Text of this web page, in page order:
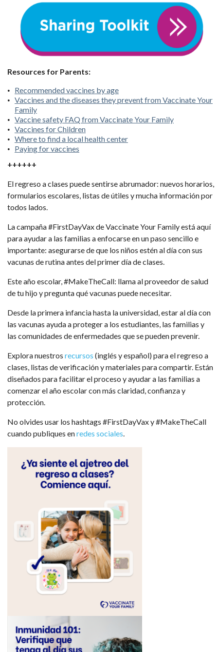
Resources for Parents:
Recommended vaccines by age
Vaccines and the diseases they prevent from Vaccinate Your
Family
Vaccine safety FAQ from Vaccinate Your Family
Vaccines for Children
Where to find a local health center
Paying for vaccines
++++++
El regreso a clases puede sentirse abrumador: nuevos horarios,
formularios escolares, listas de útiles y mucha información por
todos lados.
La campaña #FirstDayVax de Vaccinate Your Family está aquí
para ayudar a las familias a enfocarse en un paso sencillo e
importante: asegurarse de que los niños estén al día con sus
vacunas de rutina antes del primer día de clases.
Este año escolar, #MakeTheCall: llama al proveedor de salud
de tu hijo y pregunta qué vacunas puede necesitar.
Desde la primera infancia hasta la universidad, estar al día con
las vacunas ayuda a proteger a los estudiantes, las familias y
las comunidades de enfermedades que se pueden prevenir.
Explora nuestros recursos (inglés y español) para el regreso a
clases, listas de verificación y materiales para compartir. Están
diseñados para facilitar el proceso y ayudar a las familias a
comenzar el año escolar con más claridad, confianza y
protección.
No olvides usar los hashtags #FirstDayVax y #MakeTheCall
cuando publiques enredes sociales.